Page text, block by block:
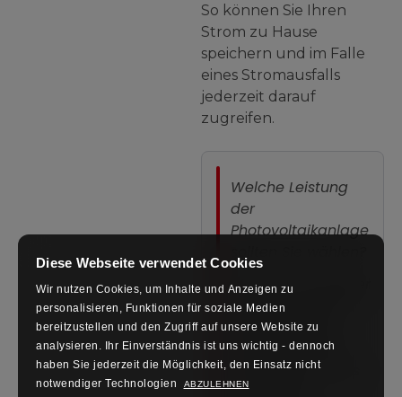
Diese Webseite verwendet Cookies
Wir nutzen Cookies, um Inhalte und Anzeigen zu
personalisieren, Funktionen für soziale Medien
bereitzustellen und den Zugriff auf unsere Website zu
analysieren.
Ihr Einverständnis ist uns wichtig - dennoch
haben Sie jederzeit die Möglichkeit, den Einsatz nicht
notwendiger Technologien
ABZULEHNEN
So können Sie Ihren
Strom zu Hause
speichern und im Falle
eines Stromausfalls
jederzeit darauf
zugreifen.
Welche Leistung
der
Photovoltaikanlage
Unser hochwertiger
Schlieger Asymo
Wechselrichter
ermöglicht eine
Verteilung von bis
zu 50 % der